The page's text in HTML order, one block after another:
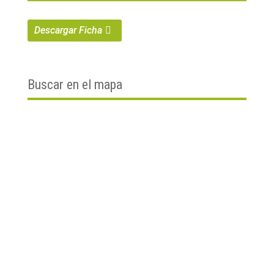
Descargar Ficha
Buscar en el mapa